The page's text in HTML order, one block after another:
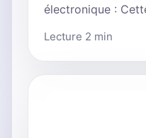
électronique :
Lecture 2 min